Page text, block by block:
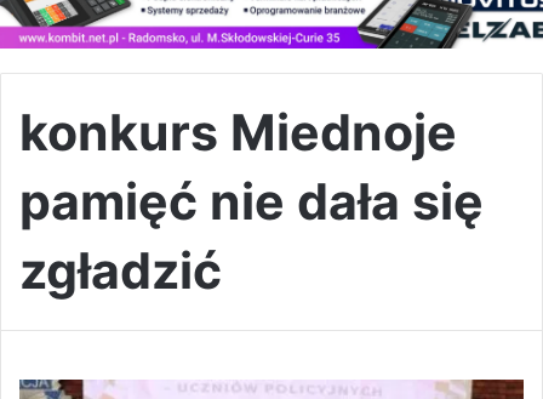
konkurs Miednoje
pamięć nie dała się
zgładzić